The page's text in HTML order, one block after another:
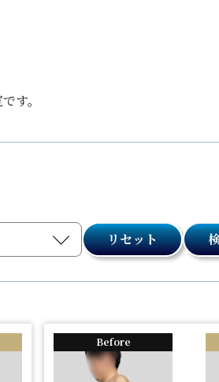
す。
リセット